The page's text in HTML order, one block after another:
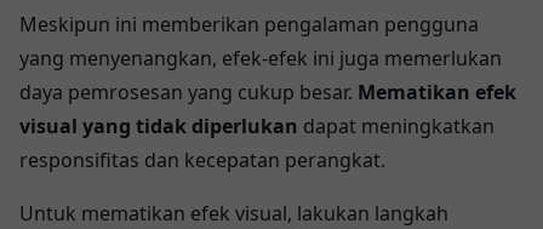
Meskipun ini memberikan pengalaman pengguna
yang menyenangkan, efek-efek ini juga memerlukan
daya pemrosesan yang cukup besar. Mematikan efek
visual yang tidak diperlukan dapat meningkatkan
responsifitas dan kecepatan perangkat.
Untuk mematikan efek visual, lakukan langkah